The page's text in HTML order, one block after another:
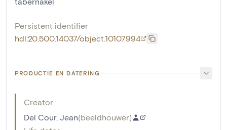
Persistent identifier
hdl:20.500.14037/object.10107994
PRODUCTIE EN DATERING
Creator
Del Cour, Jean(beeldhouwer)